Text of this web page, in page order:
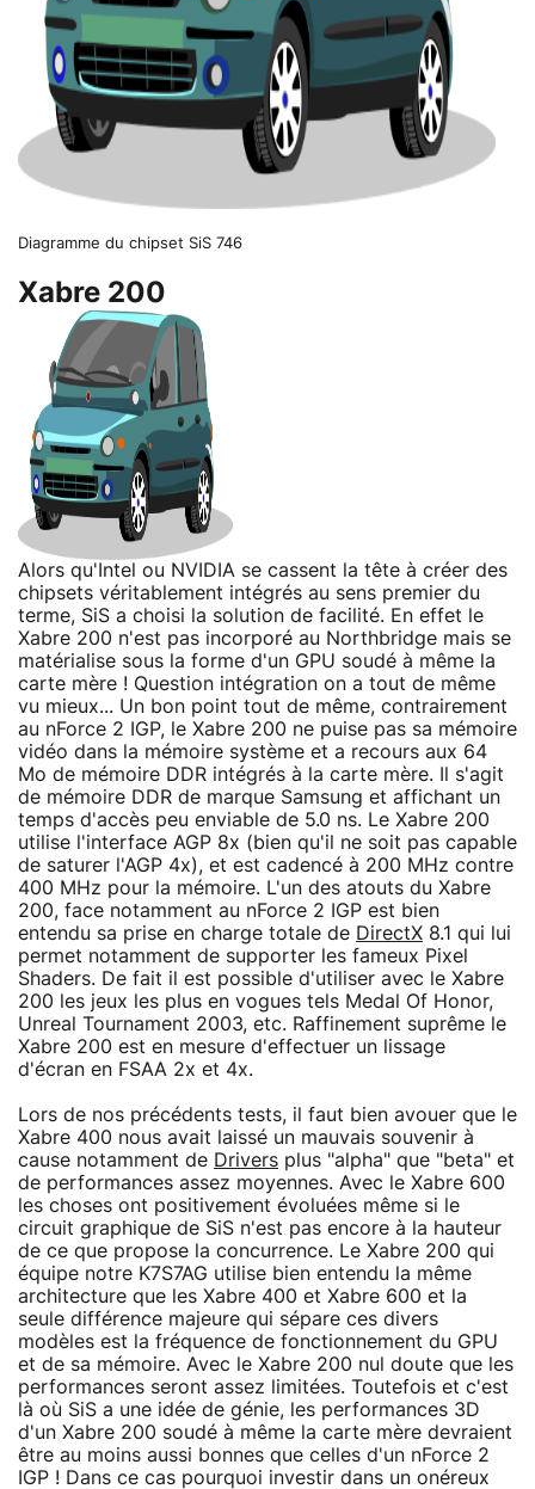
Diagramme du chipset SiS 746
Xabre 200
Alors qu'Intel ou NVIDIA se cassent la tête à créer des
chipsets véritablement intégrés au sens premier du
terme, SiS a choisi la solution de facilité. En effet le
Xabre 200 n'est pas incorporé au Northbridge mais se
matérialise sous la forme d'un GPU soudé à même la
carte mère ! Question intégration on a tout de même
vu mieux... Un bon point tout de même, contrairement
au nForce 2 IGP, le Xabre 200 ne puise pas sa mémoire
vidéo dans la mémoire système et a recours aux 64
Mo de mémoire DDR intégrés à la carte mère. Il s'agit
de mémoire DDR de marque Samsung et affichant un
temps d'accès peu enviable de 5.0 ns. Le Xabre 200
utilise l'interface AGP 8x (bien qu'il ne soit pas capable
de saturer l'AGP 4x), et est cadencé à 200 MHz contre
400 MHz pour la mémoire. L'un des atouts du Xabre
200, face notamment au nForce 2 IGP est bien
entendu sa prise en charge totale de DirectX 8.1 qui lui
permet notamment de supporter les fameux Pixel
Shaders. De fait il est possible d'utiliser avec le Xabre
200 les jeux les plus en vogues tels Medal Of Honor,
Unreal Tournament 2003, etc. Raffinement suprême le
Xabre 200 est en mesure d'effectuer un lissage
d'écran en FSAA 2x et 4x.
Lors de nos précédents tests, il faut bien avouer que le
Xabre 400 nous avait laissé un mauvais souvenir à
cause notamment de Drivers plus "alpha" que "beta" et
de performances assez moyennes. Avec le Xabre 600
les choses ont positivement évoluées même si le
circuit graphique de SiS n'est pas encore à la hauteur
de ce que propose la concurrence. Le Xabre 200 qui
équipe notre K7S7AG utilise bien entendu la même
architecture que les Xabre 400 et Xabre 600 et la
seule différence majeure qui sépare ces divers
modèles est la fréquence de fonctionnement du GPU
et de sa mémoire. Avec le Xabre 200 nul doute que les
performances seront assez limitées. Toutefois et c'est
là où SiS a une idée de génie, les performances 3D
d'un Xabre 200 soudé à même la carte mère devraient
être au moins aussi bonnes que celles d'un nForce 2
IGP ! Dans ce cas pourquoi investir dans un onéreux